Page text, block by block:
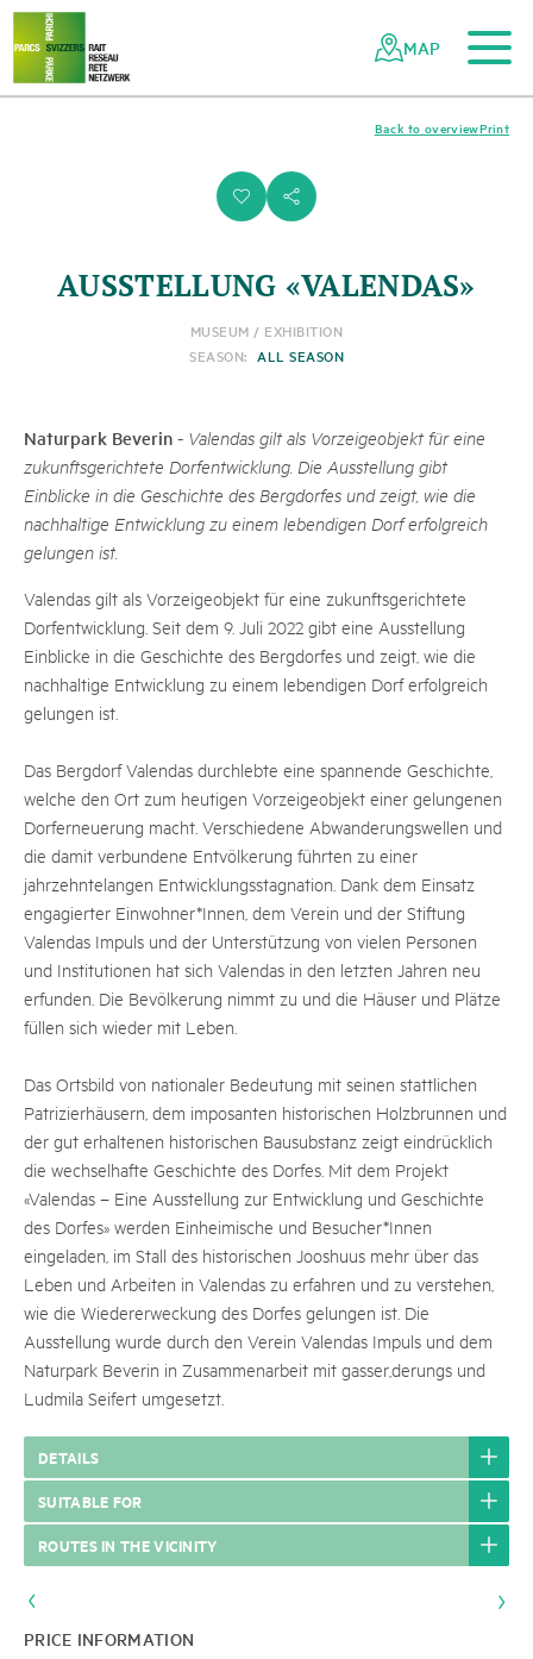
Navigating
the
Swiss
parks
Quick
navigation
To the main content
To the mobile navigation
To search
To the footer
To the sitemap
MAP
i s
Print
Back to overview
AUSSTELLUNG «VALENDAS»
MUSEUM / EXHIBITION
SEASON: ALL SEASON
Naturpark Beverin - Valendas gilt als Vorzeigeobjekt für eine
zukunftsgerichtete Dorfentwicklung. Die Ausstellung gibt
Einblicke in die Geschichte des Bergdorfes und zeigt, wie die
nachhaltige Entwicklung zu einem lebendigen Dorf erfolgreich
gelungen ist.
Valendas gilt als Vorzeigeobjekt für eine zukunftsgerichtete
Dorfentwicklung. Seit dem 9. Juli 2022 gibt eine Ausstellung
Einblicke in die Geschichte des Bergdorfes und zeigt, wie die
nachhaltige Entwicklung zu einem lebendigen Dorf erfolgreich
gelungen ist.
Das Bergdorf Valendas durchlebte eine spannende Geschichte,
welche den Ort zum heutigen Vorzeigeobjekt einer gelungenen
Dorferneuerung macht. Verschiedene Abwanderungswellen und
die damit verbundene Entvölkerung führten zu einer
jahrzehntelangen Entwicklungsstagnation. Dank dem Einsatz
engagierter Einwohner*Innen, dem Verein und der Stiftung
Valendas Impuls und der Unterstützung von vielen Personen
und Institutionen hat sich Valendas in den letzten Jahren neu
erfunden. Die Bevölkerung nimmt zu und die Häuser und Plätze
füllen sich wieder mit Leben.
Das Ortsbild von nationaler Bedeutung mit seinen stattlichen
Patrizierhäusern, dem imposanten historischen Holzbrunnen und
der gut erhaltenen historischen Bausubstanz zeigt eindrücklich
die wechselhafte Geschichte des Dorfes. Mit dem Projekt
«Valendas – Eine Ausstellung zur Entwicklung und Geschichte
des Dorfes» werden Einheimische und Besucher*Innen
eingeladen, im Stall des historischen Jooshuus mehr über das
Leben und Arbeiten in Valendas zu erfahren und zu verstehen,
wie die Wiedererweckung des Dorfes gelungen ist. Die
Ausstellung wurde durch den Verein Valendas Impuls und dem
Naturpark Beverin in Zusammenarbeit mit gasser,derungs und
Ludmila Seifert umgesetzt.
DETAILS
SUITABLE FOR
ROUTES IN THE VICINITY
PRICE INFORMATION